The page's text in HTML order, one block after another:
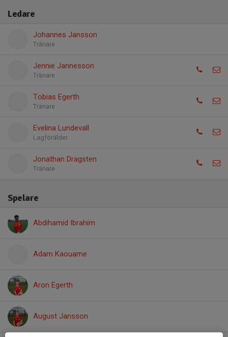
Ledare
Johannes Jansson
Tränare
Jennie Jannesson
Tränare
Tobias Egerth
Tränare
Evelina Lundevall
Lagförälder
Jonathan Dragsten
Tränare
Spelare
Abdihamid Ibrahim
Adam Kaouame
Aron Egerth
August Jansson